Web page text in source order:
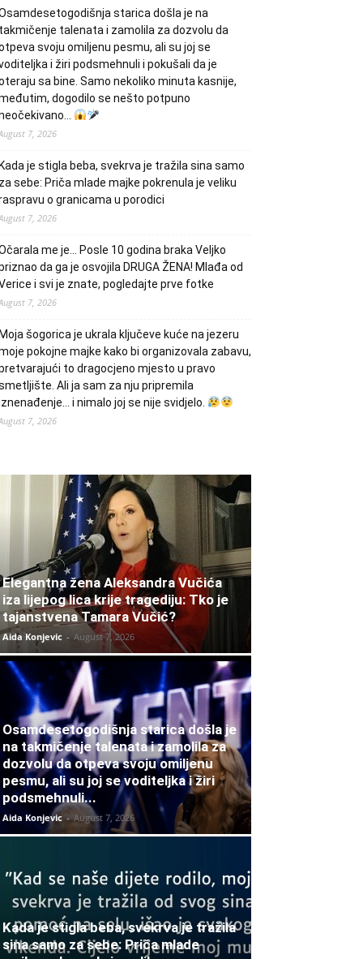
starica došla je na
talenata i zamolila za dozvolu da
svoju omiljenu pesmu, ali su joj se
i žiri podsmehnuli i pokušali da je
sa bine. Samo nekoliko minuta kasnije,
dogodilo se nešto potpuno
7, 2026
je stigla beba, svekrva je tražila sina samo
sebe: Priča mlade majke pokrenula je veliku
o granicama u porodici
7, 2026
me je… Posle 10 godina braka Veljko
da ga je osvojila DRUGA ŽENA! Mlađa od
i svi je znate, pogledajte prve fotke
7, 2026
šogorica je ukrala ključeve kuće na jezeru
pokojne majke kako bi organizovala zabavu,
to dragocjeno mjesto u pravo
Ali ja sam za nju pripremila
i nimalo joj se nije svidjelo.
7, 2026
Elegantna žena Aleksandra Vučića
iza lijepog lica krije tragediju: Tko je
tajanstvena Tamara Vučić?
Aida Konjevic - August 7, 2026
Osamdesetogodišnja starica došla je
na takmičenje talenata i zamolila za
dozvolu da otpeva svoju omiljenu
pesmu, ali su joj se voditeljka i žiri
podsmehnuli...
Aida Konjevic - August 7, 2026
Kada je stigla beba, svekrva je tražila
sina samo za sebe: Priča mlade